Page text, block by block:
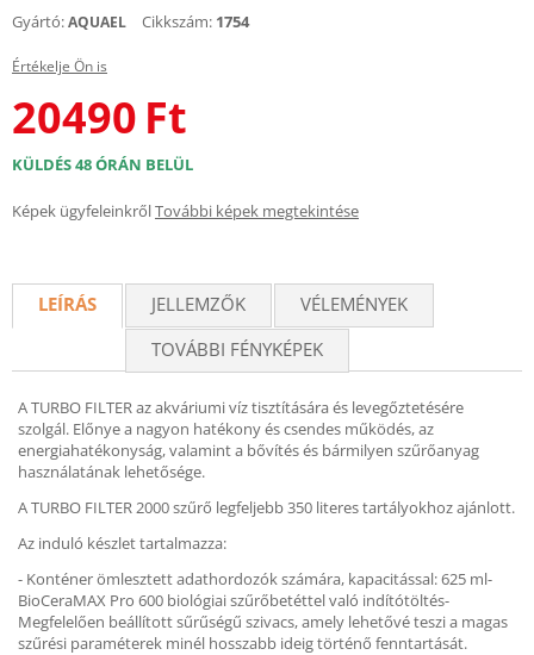
Gyártó:AQUAEL Cikkszám: 1754
Értékelje Ön is
20490 Ft
KÜLDÉS 48 ÓRÁN BELÜL
Képek ügyfeleinkrőlTovábbi képek megtekintése
LEÍRÁS JELLEMZŐK
VÉLEMÉNYEK
TOVÁBBI FÉNYKÉPEK
A TURBO FILTER az akváriumi víz tisztítására és levegőztetésére
szolgál. Előnye a nagyon hatékony és csendes működés, az
energiahatékonyság, valamint a bővítés és bármilyen szűrőanyag
használatának lehetősége.
A TURBO FILTER 2000 szűrő legfeljebb 350 literes tartályokhoz ajánlott.
Az induló készlet tartalmazza:
- Konténer ömlesztett adathordozók számára, kapacitással: 625 ml-
BioCeraMAX Pro 600 biológiai szűrőbetéttel való indítótöltés-
Megfelelően beállított sűrűségű szivacs, amely lehetővé teszi a magas
szűrési paraméterek minél hosszabb ideig történő fenntartását.